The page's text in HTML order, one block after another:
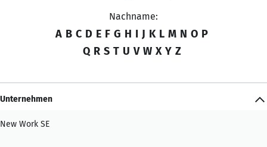
Nachname:
A B C D E F G H I J K L M N O P
Q R S T U V W X Y Z
Unternehmen
New Work SE